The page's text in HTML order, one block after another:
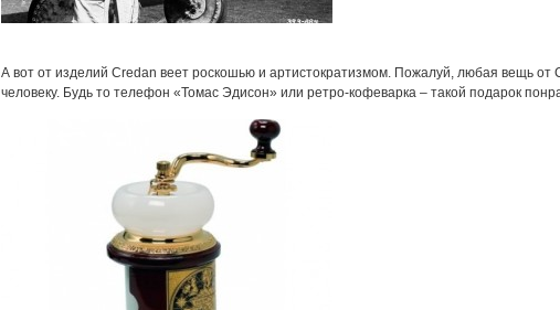
А вот от изделий Credan веет роскошью и артистократизмом. Пожалуй, любая вещь от
человеку. Будь то телефон «Томас Эдисон» или ретро-кофеварка – такой подарок